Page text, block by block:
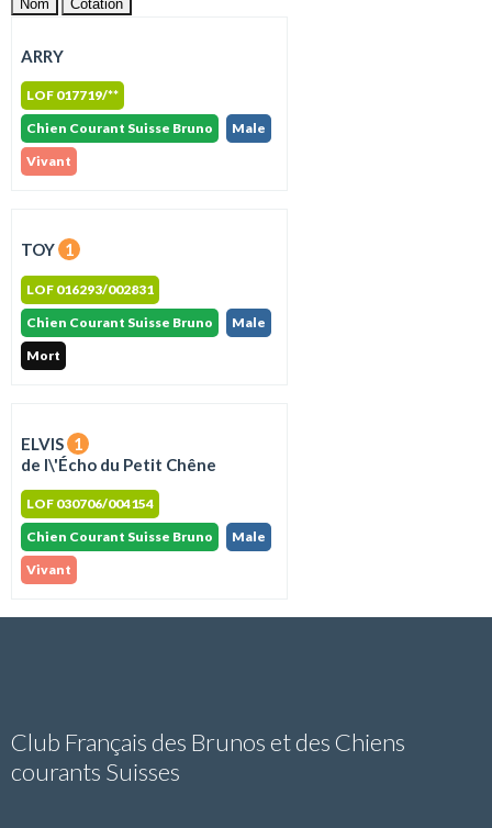
Nom Cotation
ARRY
LOF 017719/**
Chien Courant Suisse Bruno
Male
Vivant
TOY 1
LOF 016293/002831
Chien Courant Suisse Bruno
Male
Mort
ELVIS 1
de l\'Écho du Petit Chêne
LOF 030706/004154
Chien Courant Suisse Bruno
Male
Vivant
Club Français des Brunos et des Chiens
courants Suisses